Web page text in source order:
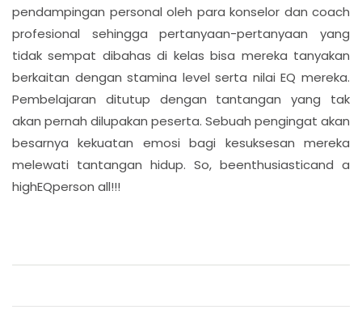
pendampingan personal oleh para konselor dan coach
profesional sehingga pertanyaan-pertanyaan yang
tidak sempat dibahas di kelas bisa mereka tanyakan
berkaitan dengan stamina level serta nilai EQ mereka.
Pembelajaran ditutup dengan tantangan yang tak
akan pernah dilupakan peserta. Sebuah pengingat akan
besarnya kekuatan emosi bagi kesuksesan mereka
melewati tantangan hidup. So, beenthusiasticand a
highEQperson all!!!